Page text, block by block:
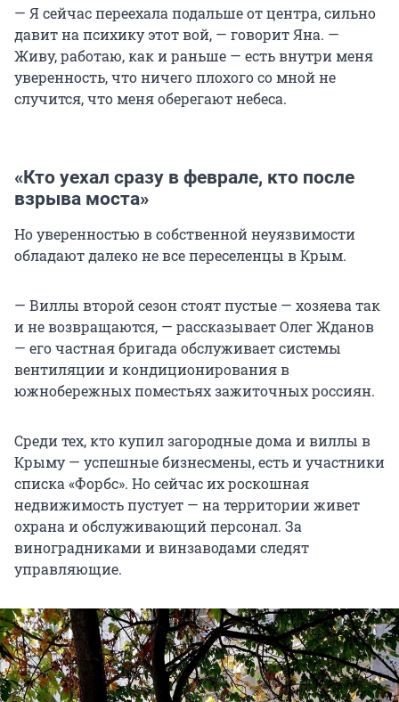
— Я сейчас переехала подальше от центра, сильно
давит на психику этот вой, — говорит Яна. —
Живу, работаю, как и раньше — есть внутри меня
уверенность, что ничего плохого со мной не
случится, что меня оберегают небеса.
«Кто уехал сразу в феврале, кто после
взрыва моста»
Но уверенностью в собственной неуязвимости
обладают далеко не все переселенцы в Крым.
— Виллы второй сезон стоят пустые — хозяева так
и не возвращаются, — рассказывает Олег Жданов
— его частная бригада обслуживает системы
вентиляции и кондиционирования в
южнобережных поместьях зажиточных россиян.
Среди тех, кто купил загородные дома и виллы в
Крыму — успешные бизнесмены, есть и участники
списка «Форбс». Но сейчас их роскошная
недвижимость пустует — на территории живет
охрана и обслуживающий персонал. За
виноградниками и винзаводами следят
управляющие.